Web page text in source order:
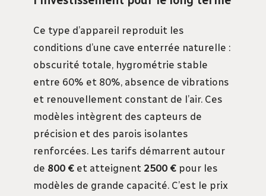
Ce type d’appareil reproduit les
conditions d’une cave enterrée naturelle :
obscurité totale, hygrométrie stable
entre 60% et 80%, absence de vibrations
et renouvellement constant de l’air. Ces
modèles intègrent des capteurs de
précision et des parois isolantes
renforcées. Les tarifs démarrent autour
de 800 € et atteignent 2500 € pour les
modèles de grande capacité. C’est le prix